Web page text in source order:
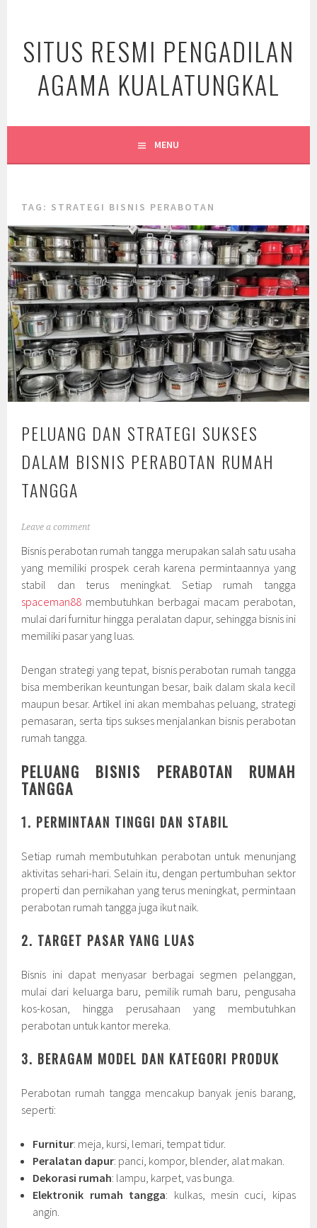
content
SITUS RESMI PENGADILAN
AGAMA KUALATUNGKAL
MENU
TAG: STRATEGI BISNIS PERABOTAN
PELUANG DAN STRATEGI SUKSES
DALAM BISNIS PERABOTAN RUMAH
TANGGA
Leave a comment
Bisnis perabotan rumah tangga merupakan salah satu usaha
yang memiliki prospek cerah karena permintaannya yang
stabil dan terus meningkat. Setiap rumah tangga
spaceman88 membutuhkan berbagai macam perabotan,
mulai dari furnitur hingga peralatan dapur, sehingga bisnis ini
memiliki pasar yang luas.
Dengan strategi yang tepat, bisnis perabotan rumah tangga
bisa memberikan keuntungan besar, baik dalam skala kecil
maupun besar. Artikel ini akan membahas peluang, strategi
pemasaran, serta tips sukses menjalankan bisnis perabotan
rumah tangga.
PELUANG BISNIS PERABOTAN RUMAH
TANGGA
1. PERMINTAAN TINGGI DAN STABIL
Setiap rumah membutuhkan perabotan untuk menunjang
aktivitas sehari-hari. Selain itu, dengan pertumbuhan sektor
properti dan pernikahan yang terus meningkat, permintaan
perabotan rumah tangga juga ikut naik.
2. TARGET PASAR YANG LUAS
Bisnis ini dapat menyasar berbagai segmen pelanggan,
mulai dari keluarga baru, pemilik rumah baru, pengusaha
kos-kosan, hingga perusahaan yang membutuhkan
perabotan untuk kantor mereka.
3. BERAGAM MODEL DAN KATEGORI PRODUK
Perabotan rumah tangga mencakup banyak jenis barang,
seperti:
Furnitur: meja, kursi, lemari, tempat tidur.
Peralatan dapur: panci, kompor, blender, alat makan.
Dekorasi rumah: lampu, karpet, vas bunga.
Elektronik rumah tangga: kulkas, mesin cuci, kipas
angin.